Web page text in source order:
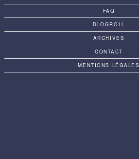
FAQ
BLOGROLL
ARCHIVES
CONTACT
MENTIONS LÉGALES